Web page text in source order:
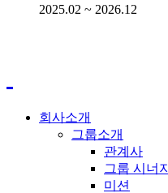
2025.02 ~ 2026.12
회사소개
그룹소개
관계사
그룹 시너지
미션